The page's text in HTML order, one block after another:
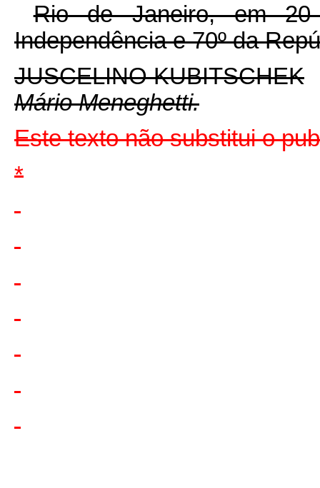
Rio de Janeiro, em
Independência e 70º da
JUSCELINO KUBITSCHEK
Mário Meneghetti.
Este texto não substitui o
*